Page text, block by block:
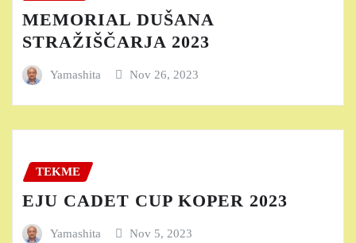
MEMORIAL DUŠANA
STRAŽIŠČARJA 2023
Yamashita Nov 26, 2023
TEKME
EJU CADET CUP KOPER 2023
Yamashita Nov 5, 2023